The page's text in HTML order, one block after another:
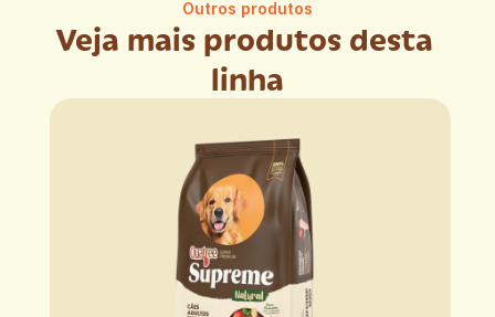
Outros produtos
Veja mais produtos desta
linha